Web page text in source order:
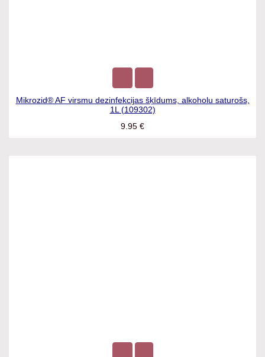
Mikrozid® AF virsmu dezinfekcijas šķīdums, alkoholu
saturošs, 1L (109302)
9.95€